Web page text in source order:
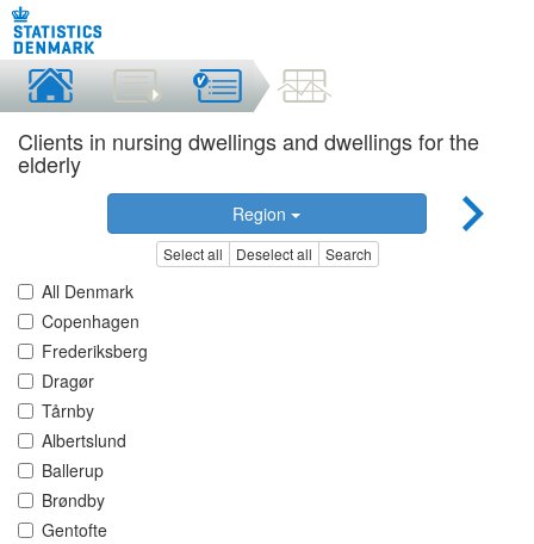
Clients in nursing dwellings and dwellings for the
elderly
Region
Select all Deselect all Search
All Denmark
Copenhagen
Frederiksberg
Dragør
Tårnby
Albertslund
Ballerup
Brøndby
Gentofte